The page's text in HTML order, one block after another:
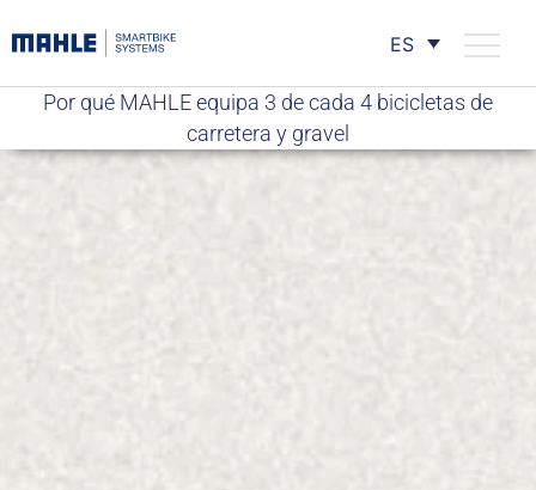
ES
Por qué MAHLE equipa 3 de cada 4 bicicletas de
carretera y gravel